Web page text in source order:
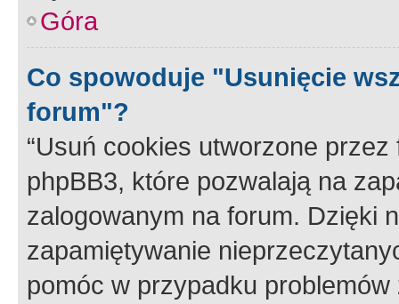
Góra
Co spowoduje "Usunięcie
forum"?
“Usuń cookies utworzone
phpBB3, które pozwalają na
zalogowanym na forum. Dzięki
zapamiętywanie
pomóc w przypadku